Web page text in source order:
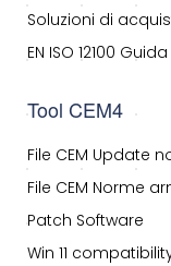
Soluzioni di
EN ISO 12100
Tool CEM4
File CEM Update
File CEM Norme
Patch Software
Win 11